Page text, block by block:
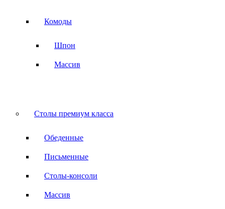
Комоды
Шпон
Массив
Столы премиум класса
Обеденные
Письменные
Столы-консоли
Массив